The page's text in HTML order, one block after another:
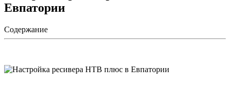
Евпатории
Содержание